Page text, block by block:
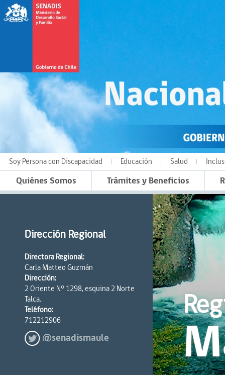
Soy Persona con Discapacidad Educación Salud
Quiénes Somos Trámites y Beneficios
Dirección Regional
Directora Regional:
Carla Matteo Guzmán
Dirección:
2 Oriente N° 1298, esquina 2 Norte
Talca.
Teléfono:
712212906
@senadismaule